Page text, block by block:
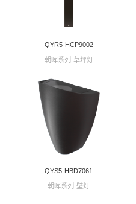
QYR5-HCP9002
朝晖系列-草坪灯
QYS5-HBD7061
朝晖系列-壁灯